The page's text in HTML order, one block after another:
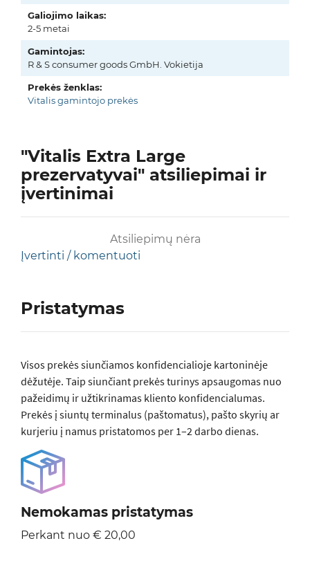
Galiojimo laikas:
2-5 metai
Gamintojas:
R & S consumer goods GmbH. Vokietija
Prekės ženklas:
Vitalis gamintojo prekės
"Vitalis Extra Large
prezervatyvai" atsiliepimai ir
įvertinimai
Atsiliepimų nėra
Įvertinti / komentuoti
Pristatymas
Visos prеkės siunčiamos konfidencialioje kartoninėje
dėžutėje. Taip siunčiant prekės turinys apsaugomas nuo
pažeidimų ir užtikrinamas kliento konfidencialumas.
Prekės į siuntų terminalus (paštomatus), pašto skyrių ar
kurjeriu į namus pristatomos per 1–2 darbo dienas.
Nemokamas pristatymas
Perkant nuo € 20,00